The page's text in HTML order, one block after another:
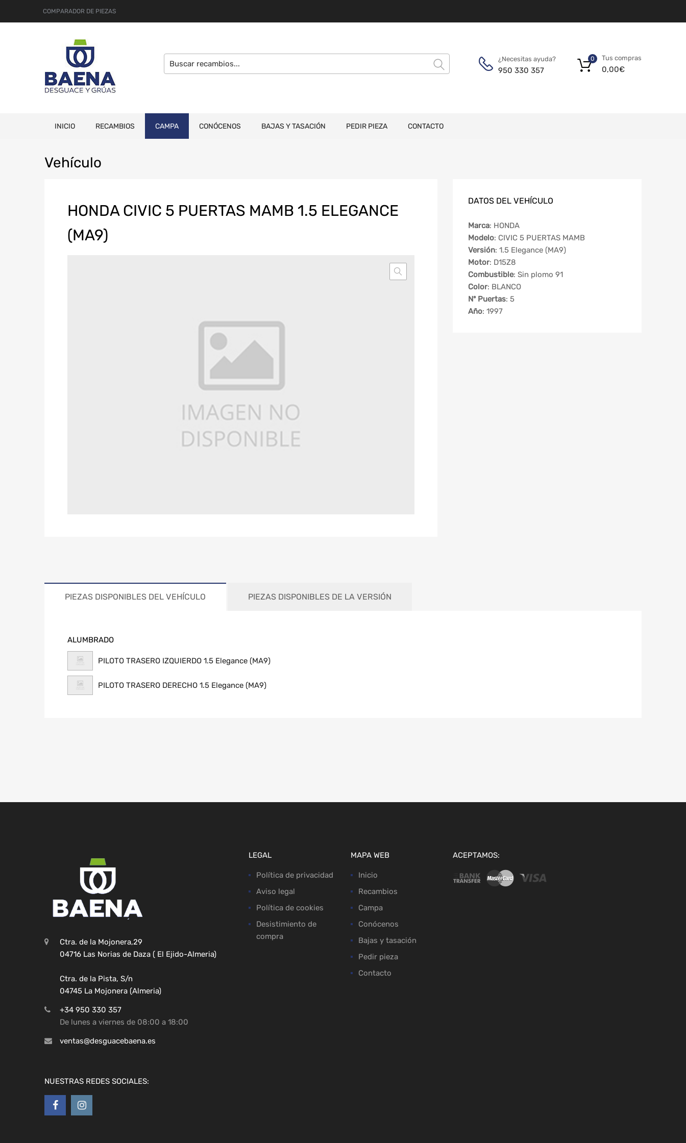
COMPARADOR DE PIEZAS
¿Necesitas ayuda?
950 330 357
Tus compras
0,00€
0
INICIO RECAMBIOS CAMPA CONÓCENOS BAJAS Y TASACIÓN PEDIR PIEZA CONTACTO
Vehículo
HONDA CIVIC 5 PUERTAS MAMB 1.5 ELEGANCE
(MA9)
DATOS DEL VEHÍCULO
Marca: HONDA
Modelo: CIVIC 5 PUERTAS MAMB
Versión: 1.5 Elegance (MA9)
Motor: D15Z8
Combustible: Sin plomo 91
Color: BLANCO
Nº Puertas: 5
Año: 1997
PIEZAS DISPONIBLES DEL VEHÍCULO PIEZAS DISPONIBLES DE LA VERSIÓN
ALUMBRADO
PILOTO TRASERO IZQUIERDO 1.5 Elegance (MA9)
PILOTO TRASERO DERECHO 1.5 Elegance (MA9)
Ctra. de la Mojonera,29
04716 Las Norias de Daza ( El Ejido-Almeria)
Ctra. de la Pista, S/n
04745 La Mojonera (Almeria)
+34 950 330 357
De lunes a viernes de 08:00 a 18:00
ventas@desguacebaena.es
NUESTRAS REDES SOCIALES:
LEGAL
Política de privacidad
Aviso legal
Política de cookies
Desistimiento de
compra
MAPA WEB
Inicio
Recambios
Campa
Conócenos
Bajas y tasación
Pedir pieza
Contacto
ACEPTAMOS: